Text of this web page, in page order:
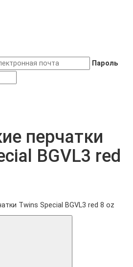
Пароль
перчатки
BGVL3 red
Twins Special BGVL3 red 8 oz